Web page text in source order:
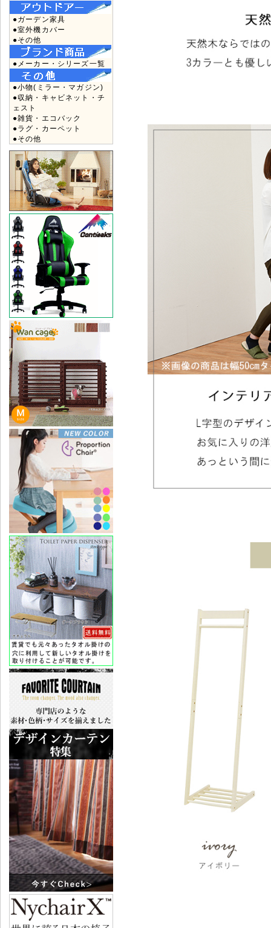
●ガーデン家具
●室外機カバー
●その他
●メーカー・シリーズ一覧
●小物(ミラー・マガジン)
●収納・キャビネット・チ
ェスト
●雑貨・エコバック
●ラグ・カーペット
●その他